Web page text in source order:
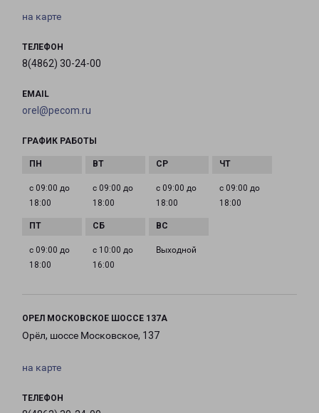
на карте
ТЕЛЕФОН
8(4862) 30-24-00
EMAIL
orel@pecom.ru
ГРАФИК РАБОТЫ
с 09:00 до
18:00
с 09:00 до
18:00
с 09:00 до
18:00
с 09:00 до
18:00
с 09:00 до
18:00
с 10:00 до
16:00
Выходной
ОРЕЛ МОСКОВСКОЕ ШОССЕ 137А
Орёл, шоссе Московское, 137
на карте
ТЕЛЕФОН